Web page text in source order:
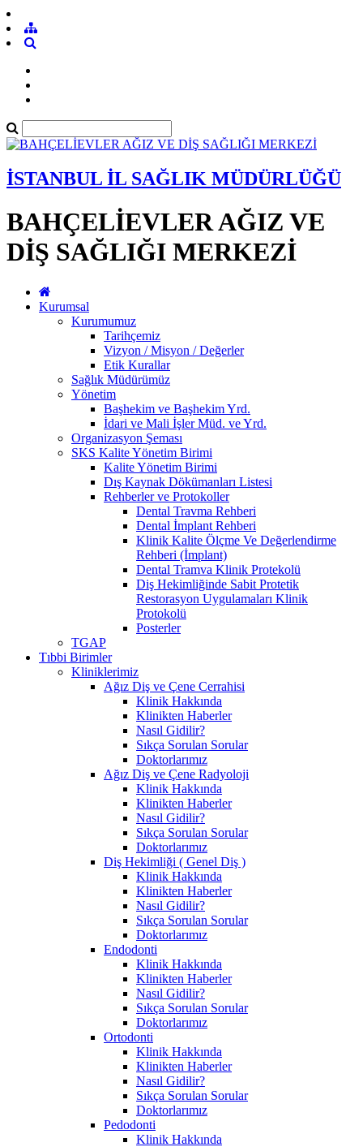
İSTANBUL İL SAĞLIK MÜDÜRLÜĞÜ
BAHÇELİEVLER AĞIZ VE
DİŞ SAĞLIĞI MERKEZİ
Kurumsal
Kurumumuz
Tarihçemiz
Vizyon / Misyon / Değerler
Etik Kurallar
Sağlık Müdürümüz
Yönetim
Başhekim ve Başhekim Yrd.
İdari ve Mali İşler Müd. ve Yrd.
Organizasyon Şeması
SKS Kalite Yönetim Birimi
Kalite Yönetim Birimi
Dış Kaynak Dökümanları Listesi
Rehberler ve Protokoller
Dental Travma Rehberi
Dental İmplant Rehberi
Klinik Kalite Ölçme Ve Değerlendirme
Rehberi (İmplant)
Dental Tramva Klinik Protekolü
Diş Hekimliğinde Sabit Protetik
Restorasyon Uygulamaları Klinik
Protokolü
Posterler
TGAP
Tıbbi Birimler
Kliniklerimiz
Ağız Diş ve Çene Cerrahisi
Klinik Hakkında
Klinikten Haberler
Nasıl Gidilir?
Sıkça Sorulan Sorular
Doktorlarımız
Ağız Diş ve Çene Radyoloji
Klinik Hakkında
Klinikten Haberler
Nasıl Gidilir?
Sıkça Sorulan Sorular
Doktorlarımız
Diş Hekimliği ( Genel Diş )
Klinik Hakkında
Klinikten Haberler
Nasıl Gidilir?
Sıkça Sorulan Sorular
Doktorlarımız
Endodonti
Klinik Hakkında
Klinikten Haberler
Nasıl Gidilir?
Sıkça Sorulan Sorular
Doktorlarımız
Ortodonti
Klinik Hakkında
Klinikten Haberler
Nasıl Gidilir?
Sıkça Sorulan Sorular
Doktorlarımız
Pedodonti
Klinik Hakkında